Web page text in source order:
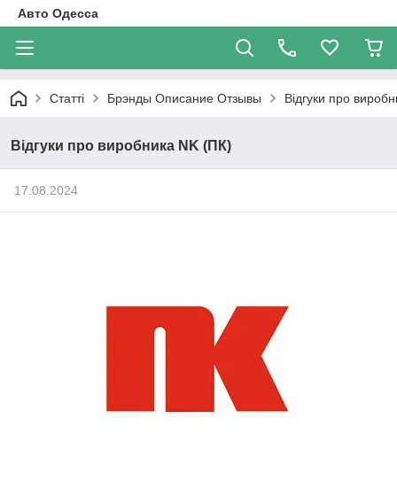
Авто Одесса
Статті Брэнды Описание Отзывы Відгуки про
Відгуки про виробника NK (ПК)
17.08.2024